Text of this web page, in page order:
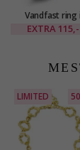
Vandfast ring i
forgyldt stål -
EXTRA 115,-
LIMITED